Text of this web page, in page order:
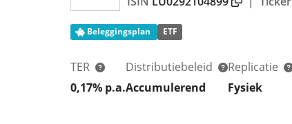
Beleggingsplan ETF
TER
0,17% p.a.
Distributiebeleid
Accumulerend
Replicatie
Fysiek